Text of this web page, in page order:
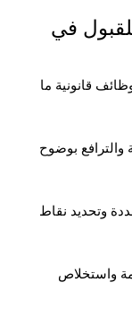
في
قانونية ما
والترافع بوضوح
وتحديد نقاط
واستخلاص